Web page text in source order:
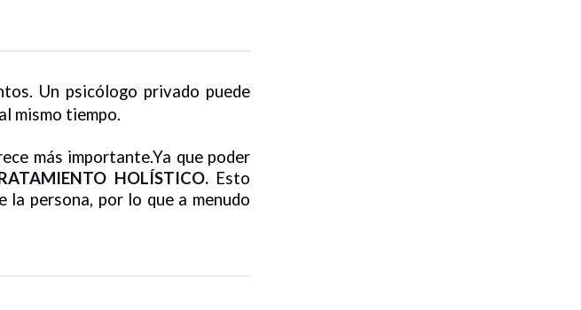
Un psicólogo privado puede
mismo tiempo.
más importante.Ya que poder
HOLÍSTICO.Esto
persona, por lo que a menudo